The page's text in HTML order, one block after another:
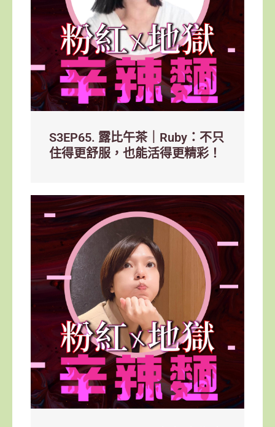
S3EP65. 露比午茶｜Ruby：不只
住得更舒服，也能活得更精彩！